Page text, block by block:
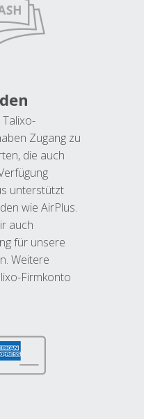
Zugang zu
die auch
unterstützt
wie AirPlus.
auch
für unsere
Weitere
Firmkonto